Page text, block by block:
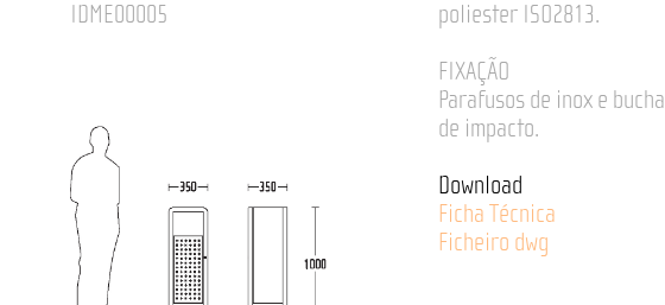
IDME00005
poliester ISO2813.
FIXAÇÃO
Parafusos de inox e bucha
de impacto.
Download
Ficha Técnica
Ficheiro dwg